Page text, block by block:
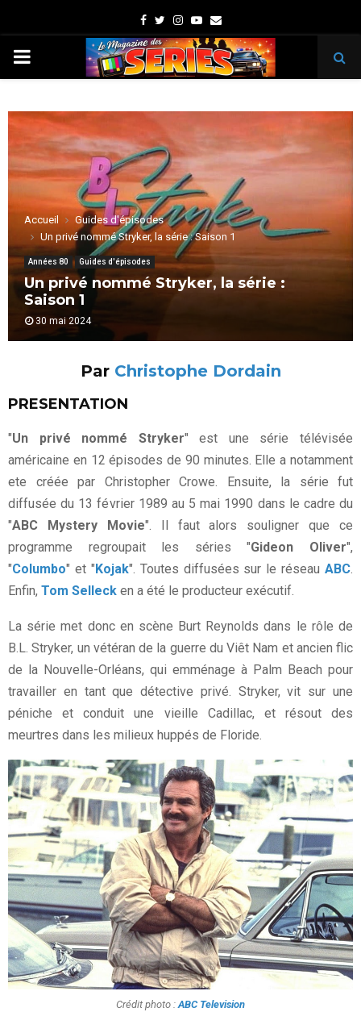
Facebook
TwitterInstagram
Youtube
Email
PRIMARY
Accueil
Guides d'épisodes
Un privé nommé Stryker, la série : Saison 1
Années 80 Guides d'épisodes
Un privé nommé Stryker, la série :
Saison 1
30 mai 2024
Par Christophe Dordain
PRESENTATION
"Un privé nommé Stryker" est une série télévisée
américaine en 12 épisodes de 90 minutes. Elle a notamment
ete créée par Christopher Crowe. Ensuite, la série fut
diffusée du 13 février 1989 au 5 mai 1990 dans le cadre du
"ABC Mystery Movie". Il faut alors souligner que ce
programme regroupait les séries "Gideon Oliver",
"Columbo" et "Kojak". Toutes diffusées sur le réseau ABC
Enfin, Tom Selleck en a été le producteur exécutif.
La série met donc en scène Burt Reynolds dans le rôle de
B.L. Stryker, un vétéran de la guerre du Viêt Nam et ancien flic
de la Nouvelle-Orléans, qui emménage à Palm Beach pour
travailler en tant que détective privé. Stryker, vit sur une
péniche et conduit une vieille Cadillac, et résout des
meurtres dans les milieux huppés de Floride.
Crédit photo :ABC Television